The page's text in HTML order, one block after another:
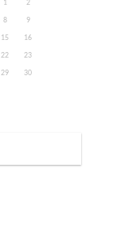
1
2
8
9
15
16
22
23
29
30